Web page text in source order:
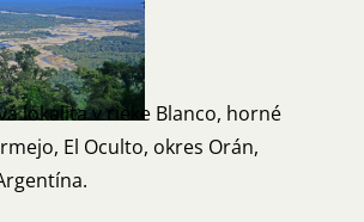
lokalita v rieke Blanco, horné
El Oculto, okres Orán,